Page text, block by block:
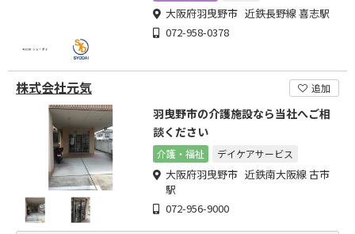
大阪府羽曳野市 近鉄長野線 喜志駅
072-958-0378
株式会社元気 追加
羽曳野市の介護施設なら当社へご相
談ください
介護・福祉 デイケアサービス
大阪府羽曳野市 近鉄南大阪線 古市
駅
072-956-9000